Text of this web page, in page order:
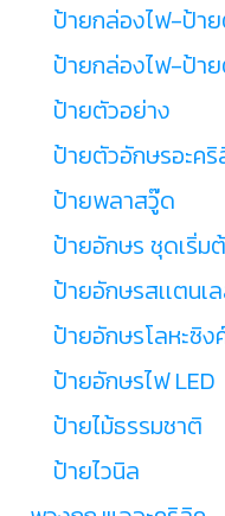
ป้ายกล่องไฟ-ป้า
ป้ายกล่องไฟ-ป้า
ป้ายตัวอย่าง
ป้ายตัวอักษรอะค
ป้ายพลาสวู๊ด
ป้ายอักษร ชุดเริ่ม
ป้ายอักษรสเเตนเ
ป้ายอักษรโลหะซิง
ป้ายอักษรไฟ LED
ป้ายไม้ธรรมชาติ
ป้ายไวนิล